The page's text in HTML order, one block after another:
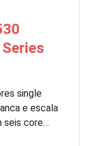
single
e escala
seis core…